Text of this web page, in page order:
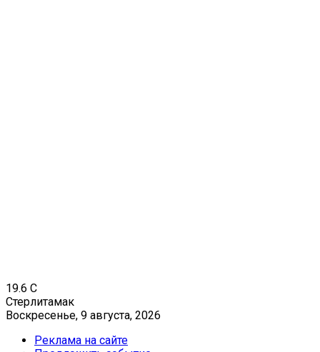
19.6 C
Стерлитамак
Воскресенье, 9 августа, 2026
Реклама на сайте